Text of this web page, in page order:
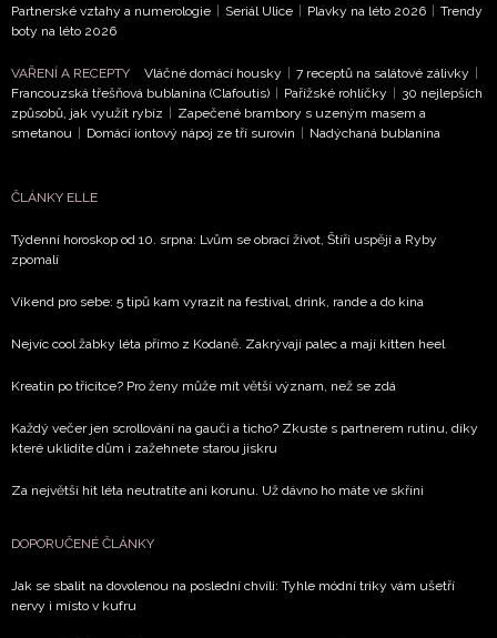
NEWSLETTER
Přihlášením k newsletteru souhlasíte sObchodními
podmínkami společnosti BurdaMedia Extra s.r.o.
soukromí- BurdaMedia Extra s.r.o. bude s Vašimi údaji
pracovat zejména k organizaci a vyhodnocení akce a
novinek.
Chcete navíc dostávat i další zajímavé a exkluzivní informace
účelu podle Zásad ochrany soukromí BurdaMedia Extra
Partnerské vztahy a numerologie | Seriál Ulice | Plavky na léto 2026 | Trendy
boty na léto 2026
VAŘENÍ A RECEPTY Vláčné domácí housky | 7 receptů na salátové zálivky |
Francouzská třešňová bublanina (Clafoutis) | Pařížské rohlíčky | 30 nejlepších
způsobů, jak využít rybíz | Zapečené brambory s uzeným masem a
smetanou | Domácí iontový nápoj ze tří surovin | Nadýchaná bublanina
ČLÁNKY ELLE
Týdenní horoskop od 10. srpna: Lvům se obrací život, Štíři uspějí a Ryby
zpomalí
Víkend pro sebe: 5 tipů kam vyrazit na festival, drink, rande a do kina
Nejvíc cool žabky léta přímo z Kodaně. Zakrývají palec a mají kitten heel
Kreatin po třicítce? Pro ženy může mít větší význam, než se zdá
Každý večer jen scrollování na gauči a ticho? Zkuste s partnerem rutinu, díky
které uklidíte dům i zažehnete starou jiskru
Za největší hit léta neutratíte ani korunu. Už dávno ho máte ve skříni
DOPORUČENÉ ČLÁNKY
Jak se sbalit na dovolenou na poslední chvíli: Tyhle módní triky vám ušetří
nervy i místo v kufru